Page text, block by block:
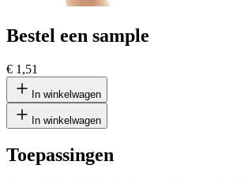
Bestel een sample
€ 1,51
In winkelwagen
In winkelwagen
Toepassingen